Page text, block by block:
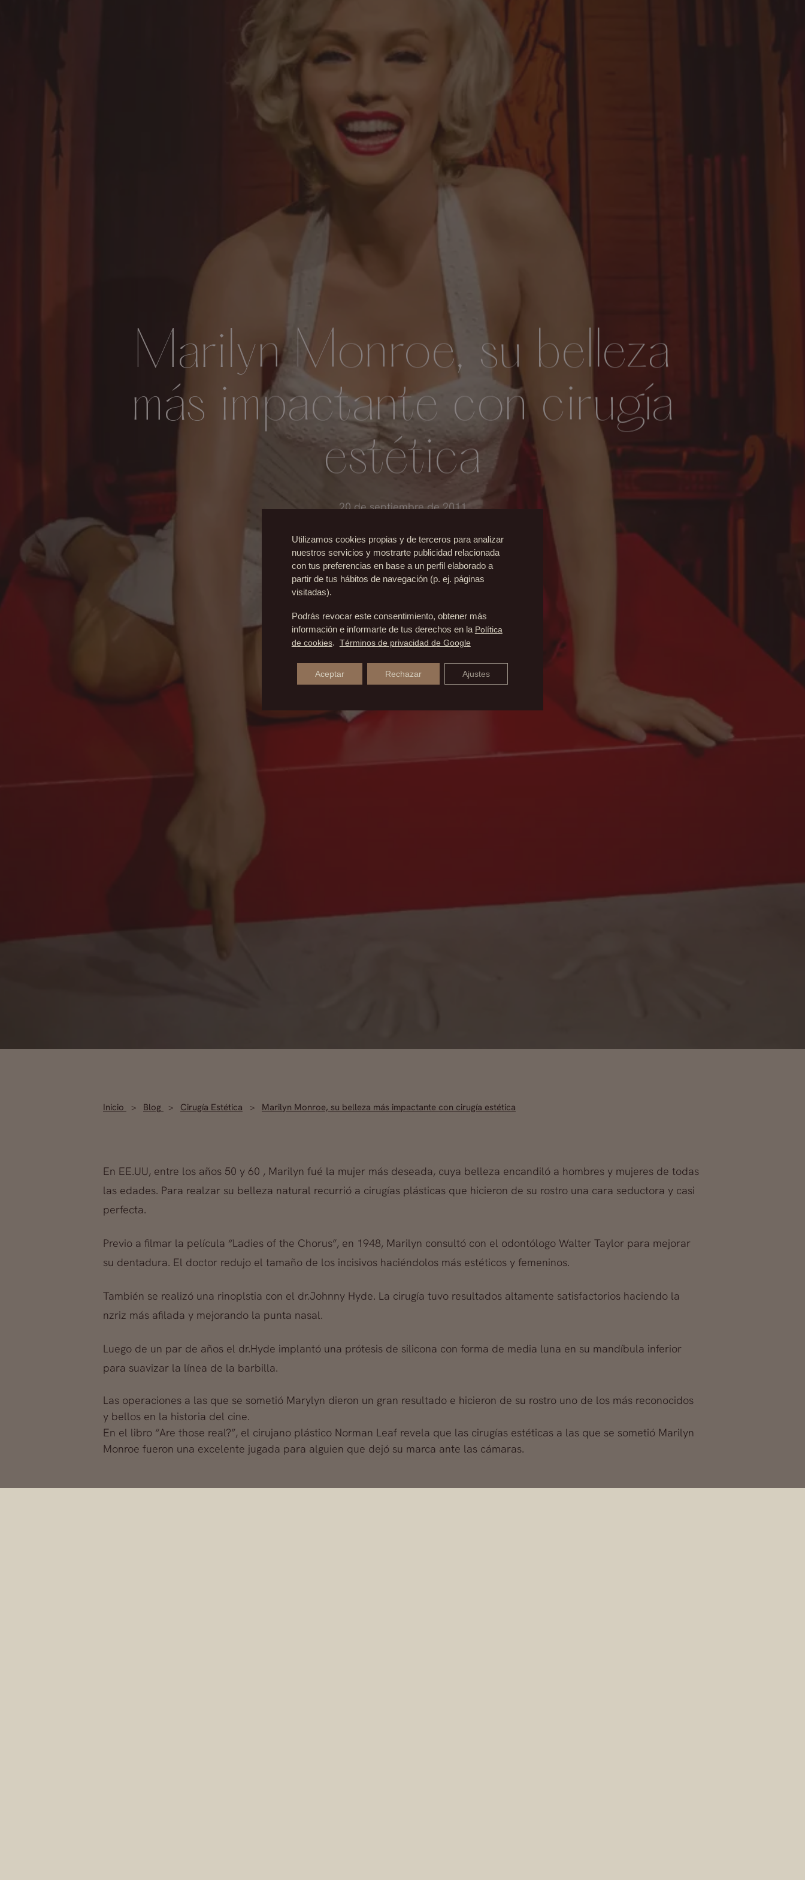
Marilyn Monroe, su belleza
más impactante con cirugía
estética
20 de septiembre de 2011
Inicio Blog Cirugía Estética Marilyn Monroe, su belleza más impactante con cirugía estética
En EE.UU, entre los años 50 y 60 , Marilyn fué la mujer más deseada, cuya belleza encandiló a hombres y mujeres de todas
las edades. Para realzar su belleza natural recurrió a cirugías plásticas que hicieron de su rostro una cara seductora y casi
perfecta.
Previo a filmar la película “Ladies of the Chorus”, en 1948, Marilyn consultó con el odontólogo Walter Taylor para mejorar
su dentadura. El doctor redujo el tamaño de los incisivos haciéndolos más estéticos y femeninos.
También se realizó una rinoplstia con el dr.Johnny Hyde. La cirugía tuvo resultados altamente satisfactorios haciendo la
nzriz más afilada y mejorando la punta nasal.
Luego de un par de años el dr.Hyde implantó una prótesis de silicona con forma de media luna en su mandíbula inferior
para suavizar la línea de la barbilla.
Las operaciones a las que se sometió Marylyn dieron un gran resultado e hicieron de su rostro uno de los más reconocidos
y bellos en la historia del cine.
En el libro “Are those real?”, el cirujano plástico Norman Leaf revela que las cirugías estéticas a las que se sometió Marilyn
Monroe fueron una excelente jugada para alguien que dejó su marca ante las cámaras.
Utilizamos cookies propias y de terceros para analizar
nuestros servicios y mostrarte publicidad relacionada
con tus preferencias en base a un perfil elaborado a
partir de tus hábitos de navegación (p. ej. páginas
visitadas).
Podrás revocar este consentimiento, obtener más
información e informarte de tus derechos en la Política
de cookies. Términos de privacidad de Google
Aceptar Rechazar Ajustes